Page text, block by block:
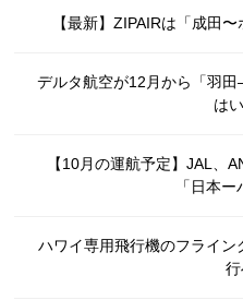
【最新】ZIPAIRは「成田
デルタ航空が12月から「羽
は
【10月の運航予定】JAL、
「日本ー
ハワイ専用飛行機のフライ
行